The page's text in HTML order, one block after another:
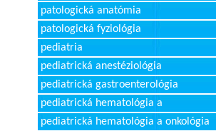
patologická anatómia
patologická fyziológia
pediatria
pediatrická anestéziológia
pediatrická gastroenterológia
pediatrická hematológia a
pediatrická hematológia a onkológia